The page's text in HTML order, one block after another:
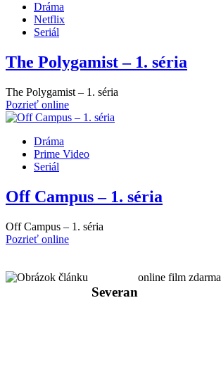
Dráma
Netflix
Seriál
The Polygamist – 1. séria
The Polygamist – 1. séria
Pozrieť online
Dráma
Prime Video
Seriál
Off Campus – 1. séria
Off Campus – 1. séria
Pozrieť online
Severan
online film zdarma